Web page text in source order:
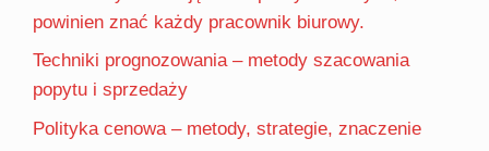
powinien znać każdy pracownik biurowy.
Techniki prognozowania – metody szacowania
popytu i sprzedaży
Polityka cenowa – metody, strategie, znaczenie